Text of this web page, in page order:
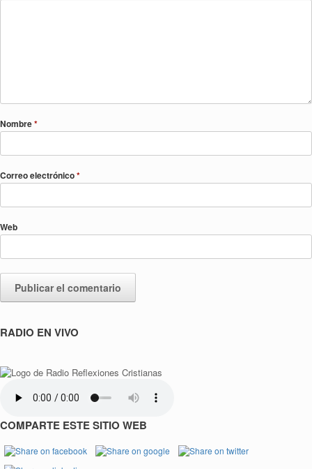
Nombre*
Correo electrónico*
Web
RADIO EN VIVO
COMPARTE ESTE SITIO WEB